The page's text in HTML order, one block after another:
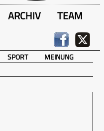
ARCHIV TEAM
SPORT MEINUNG